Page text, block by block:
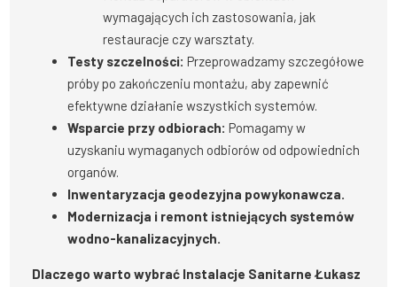
wymagających ich zastosowania, jak
restauracje czy warsztaty.
Testy szczelności: Przeprowadzamy szczegółowe
próby po zakończeniu montażu, aby zapewnić
efektywne działanie wszystkich systemów.
Wsparcie przy odbiorach: Pomagamy w
uzyskaniu wymaganych odbiorów od odpowiednich
organów.
Inwentaryzacja geodezyjna powykonawcza.
Modernizacja i remont istniejących systemów
wodno-kanalizacyjnych.
Dlaczego warto wybrać Instalacje Sanitarne Łukasz